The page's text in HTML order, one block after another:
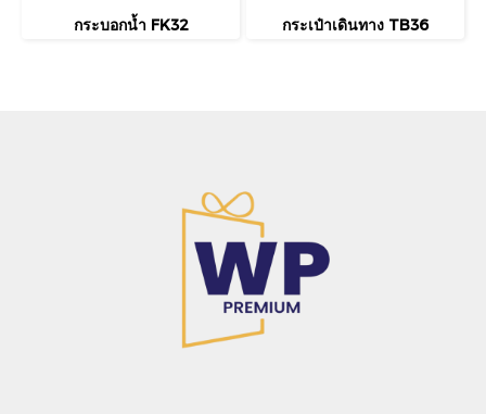
กระบอกน้ำ FK32 กระเป๋าเดินทาง TB36